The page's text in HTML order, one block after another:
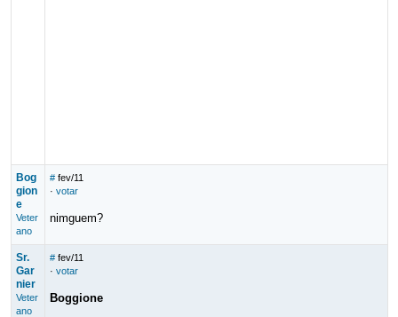
Bog
gion
e
Veter
ano
# fev/11
· votar
nimguem?
Sr.
Gar
nier
Veter
ano
# fev/11
· votar
Boggione